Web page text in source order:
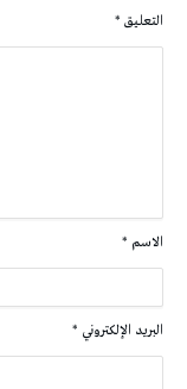
التعليق *
الاسم *
البريد الإلكتروني *